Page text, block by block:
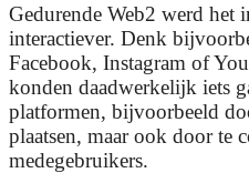
Gedurende Web2 werd het
interactiever. Denk
Facebook, Instagram of
konden daadwerkelijk iets
platformen, bijvoorbeeld
plaatsen, maar ook door te
medegebruikers.